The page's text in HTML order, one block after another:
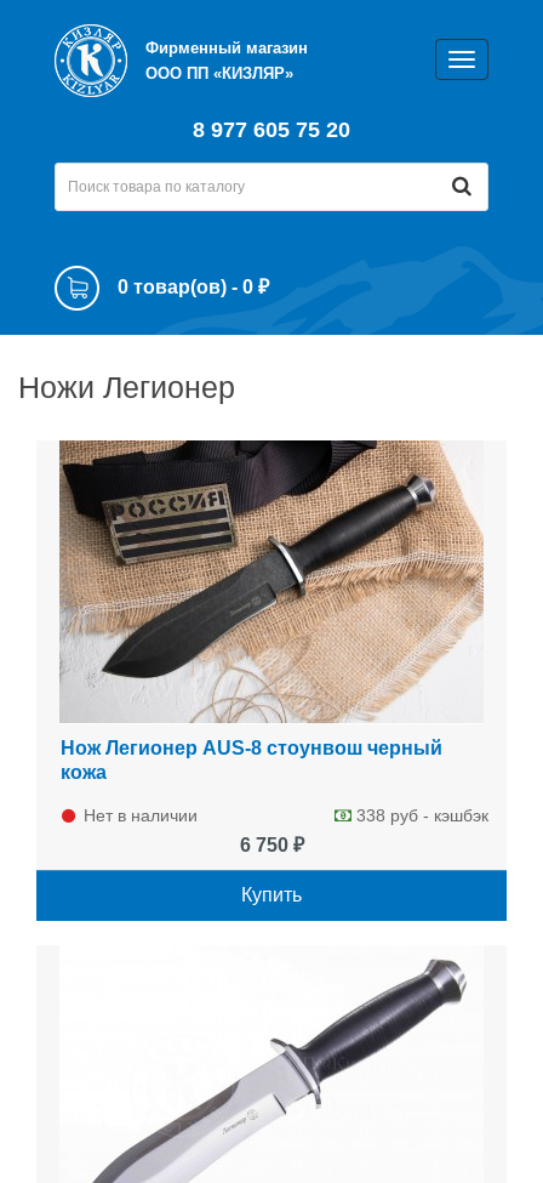
Фирменный магазин
ООО ПП «КИЗЛЯР»
8 977 605 75 20
0 товар(ов) - 0 ₽
Ножи Легионер
Нож Легионер AUS-8 стоунвош черный
кожа
Нет в наличии 338 руб - кэшбэк
6 750 ₽
Купить